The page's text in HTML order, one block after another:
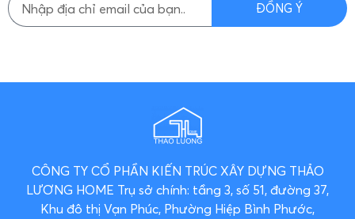
ĐỒNG Ý
CÔNG TY CỔ PHẦN KIẾN TRÚC XÂY DỰNG THẢO
LƯƠNG HOME Trụ sở chính: tầng 3, số 51, đường 37,
Khu đô thị Vạn Phúc, Phường Hiệp Bình Phước,